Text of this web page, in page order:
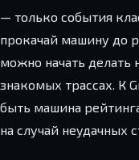
— только события
прокачай машину до
можно начать делать
знакомых трассах. К
быть машина
на случай неудачных